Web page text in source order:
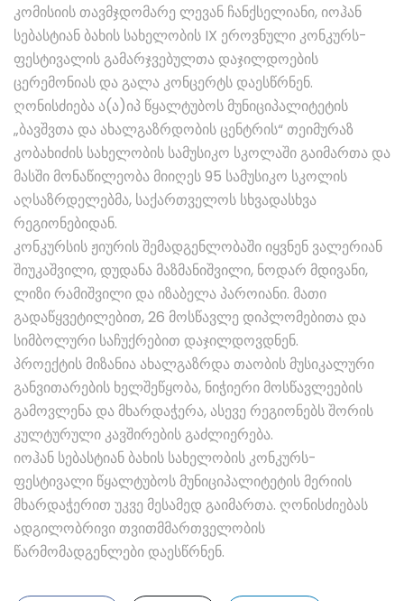
კომისიის თავმჯდომარე ლევან ჩანქსელიანი, იოჰან
სებასტიან ბახის სახელობის IX ეროვნული კონკურს-
ფესტივალის გამარჯვებულთა დაჯილდოების
ცერემონიას და გალა კონცერტს დაესწრნენ.
ღონისძიება ა(ა)იპ წყალტუბოს მუნიციპალიტეტის
„ბავშვთა და ახალგაზრდობის ცენტრის“ თეიმურაზ
კობახიძის სახელობის სამუსიკო სკოლაში გაიმართა და
მასში მონაწილეობა მიიღეს 95 სამუსიკო სკოლის
აღსაზრდელებმა, საქართველოს სხვადასხვა
რეგიონებიდან.
კონკურსის ჟიურის შემადგენლობაში იყვნენ ვალერიან
შიუკაშვილი, დუდანა მაზმანიშვილი, ნოდარ მდივანი,
ლიზი რამიშვილი და იზაბელა პაროიანი. მათი
გადაწყვეტილებით, 26 მოსწავლე დიპლომებითა და
სიმბოლური საჩუქრებით დაჯილდოვდნენ.
პროექტის მიზანია ახალგაზრდა თაობის მუსიკალური
განვითარების ხელშეწყობა, ნიჭიერი მოსწავლეების
გამოვლენა და მხარდაჭერა, ასევე რეგიონებს შორის
კულტურული კავშირების გაძლიერება.
იოჰან სებასტიან ბახის სახელობის კონკურს-
ფესტივალი წყალტუბოს მუნიციპალიტეტის მერიის
მხარდაჭერით უკვე მესამედ გაიმართა. ღონისძიებას
ადგილობრივი თვითმმართველობის
წარმომადგენლები დაესწრნენ.